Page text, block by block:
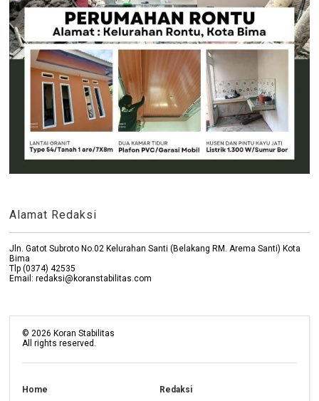
Alamat Redaksi
Jln. Gatot Subroto No.02 Kelurahan Santi (Belakang RM. Arema Santi) Kota
Bima
Tlp (0374) 42535
Email: redaksi@koranstabilitas.com
©2026 Koran Stabilitas
All rights reserved.
Home Redaksi